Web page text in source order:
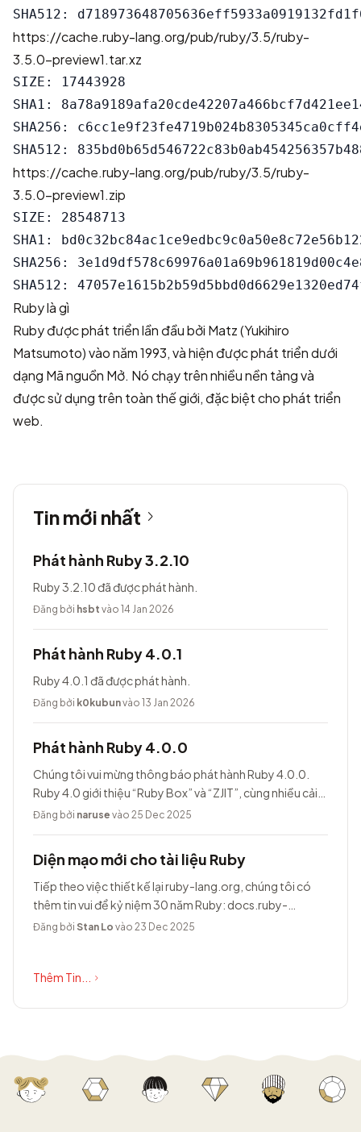
https://cache.ruby-lang.org/pub/ruby/3.5/ruby-
3.5.0-preview1.tar.xz
SIZE: 17443928
SHA1:
SHA256:
https://cache.ruby-lang.org/pub/ruby/3.5/ruby-
3.5.0-preview1.zip
SIZE: 28548713
SHA1:
SHA256:
Ruby là gì
Ruby được phát triển lần đầu bởi Matz (Yukihiro
Matsumoto) vào năm 1993, và hiện được phát triển dưới
dạng Mã nguồn Mở. Nó chạy trên nhiều nền tảng và
được sử dụng trên toàn thế giới, đặc biệt cho phát triển
web.
Tin mới nhất
Phát hành Ruby 3.2.10
Ruby 3.2.10 đã được phát hành.
Đăng bởi hsbt vào 14 Jan 2026
Phát hành Ruby 4.0.1
Ruby 4.0.1 đã được phát hành.
Đăng bởi k0kubunvào 13 Jan 2026
Phát hành Ruby 4.0.0
Chúng tôi vui mừng thông báo phát hành Ruby 4.0.0.
Ruby 4.0 giới thiệu “Ruby Box” và “ZJIT”, cùng nhiều cải
tiến khác.
Đăng bởi naruse vào 25 Dec 2025
Diện mạo mới cho tài liệu Ruby
Tiếp theo việc thiết kế lại ruby-lang.org, chúng tôi có
thêm tin vui để kỷ niệm 30 năm Ruby: docs.ruby-
lang.org có diện mạo hoàn toàn...
Đăng bởi Stan Lo vào 23 Dec 2025
Thêm Tin...